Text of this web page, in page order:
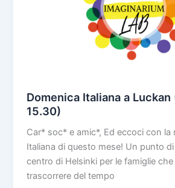
Domenica Italiana a Luckan
15.30)
Car* soc* e amic*, Ed eccoci con la
Italiana di questo mese! Un punto
centro di Helsinki per le famiglie
trascorrere del tempo